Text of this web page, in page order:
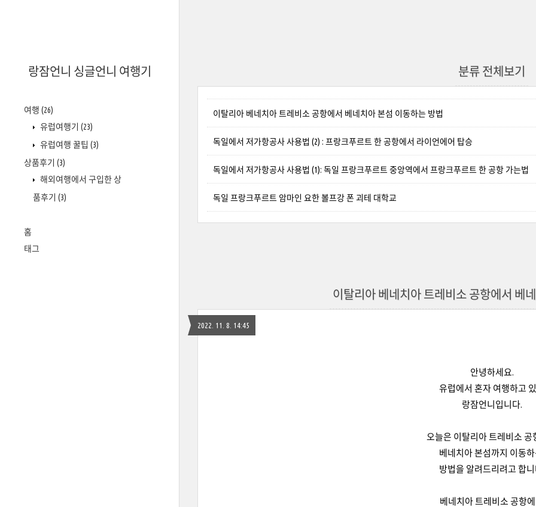
랑잠언니 싱글언니 여행기
여행 (26)
유럽여행기 (23)
유럽여행 꿀팁 (3)
상품후기 (3)
해외여행에서 구입한 상
품후기 (3)
홈
태그
분류 전체보기
이탈리아 베네치아 트레비소 공항에서 베네치아 본섬 이동하는 방법
독일에서 저가항공사 사용법 (2) : 프랑크푸르트 한 공항에서 라이언에어 탑승
독일에서 저가항공사 사용법 (1): 독일 프랑크푸르트 중앙역에서 프랑크푸르트 한 공항 가는법
독일 프랑크푸르트 암마인 요한 볼프강 폰 괴테 대학교
이탈리아 베네치아 트레비소 공항에서 베
2022. 11. 8. 14:45
안녕하세요.
유럽에서 혼자 여행하고
랑잠언니입니다.
오늘은 이탈리아 트레비소 공
베네치아 본섬까지 이동
방법을 알려드리려고 합니
베네치아 트레비소 공항